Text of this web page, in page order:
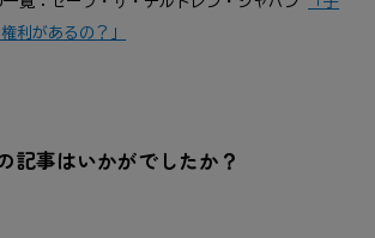
利があるの？」
記事はいかがでしたか？